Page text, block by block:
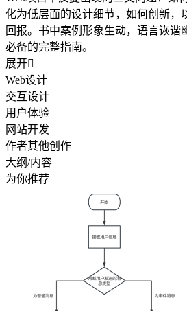
化为低层面的设计细节，如何创新，
回报。书中案例形象生动，语言诙谐
必备的完整指南。
展开
Web设计
交互设计
用户体验
网站开发
作者其他创作
大纲/内容
为你推荐